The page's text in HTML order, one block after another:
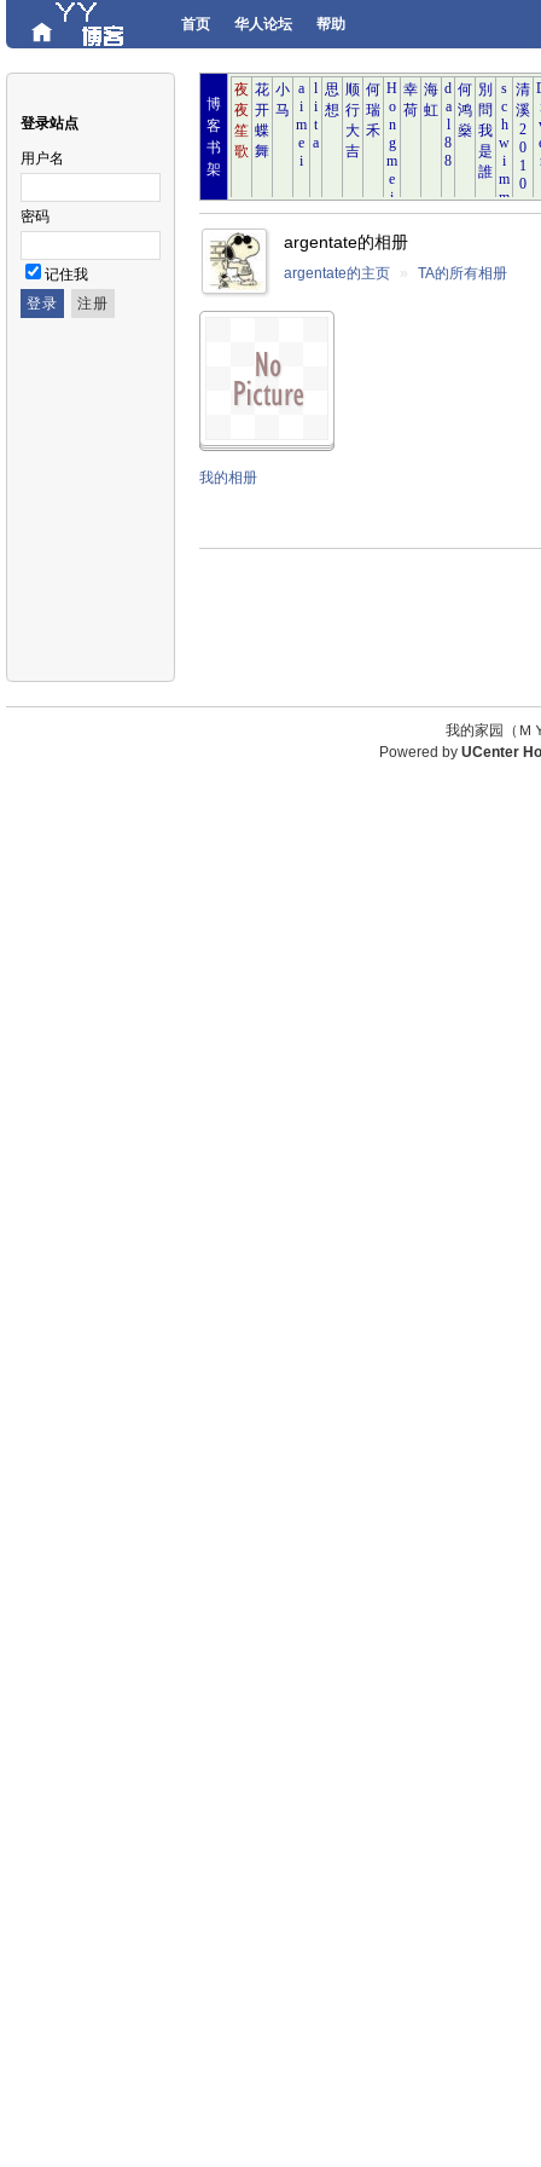
首页 华人论坛 帮助
登录站点
用户名
密码
记住我
博
客
书
架
argentate的相册
argentate的主页 » TA的所有相册
我的相册
我的家园（
Powered by UCenter